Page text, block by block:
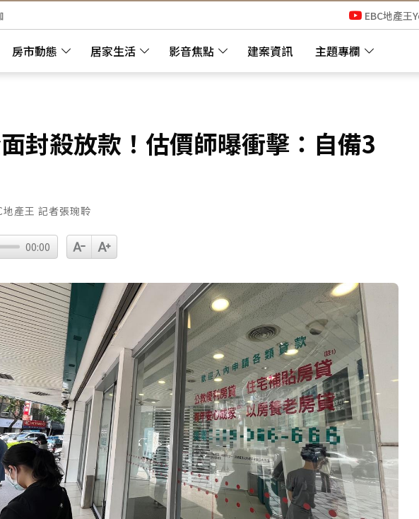
房市動態 居家生活 影音焦點 建案資訊 主題專欄
EBC地產王
封殺放款！估價師曝衝擊：自備3
地產王 記者張琬聆
00:00